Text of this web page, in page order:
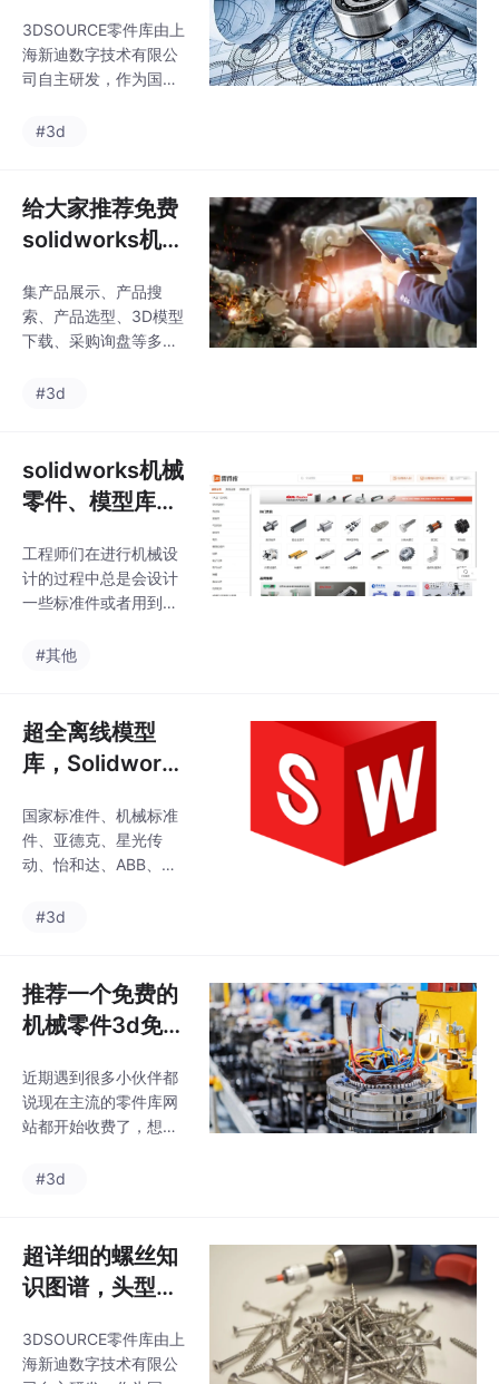
3DSOURCE零件库由上
海新迪数字技术有限公
司自主研发，作为国内
3D零部件资源一站式服
和用户沉淀，为制造企
业、工业零部件品牌商
建立精确连接，打造快
采购、供方精准营销的
工业零部件数字化营销
新模式。掌握扎实的机
工程师能够在面对复杂
维和决策智慧。以下整
理了机
#3d
给大家推荐免费
solidworks机械
ks免费模型库
集产品展示、产品搜
索、产品选型、3D模型
下载、采购询盘等多种
比较知名的老牌机械网
来说平台上以非标机械
设备模型会多一些，另
外还有一些专业学习课
务类的功能，大家都到
上面赚钱了。这个网站
上的模型其实是沐风网
点，整站都很干净模型
比较方便的，给各行业
的设计做了一些小工具
#3d
solidworks机械
零件、模型库，
合看这里！！
工程师们在进行机械设
计的过程中总是会设计
一些标准件或者用到厂
全部都是自己一根一根
高时间成本。在此，小
编来给大家推荐几款国
内外可以免费下载机械
助提升大家日常的工作
效率。
#其他
超全离线模型
库，Solidworks
插件。内含200
+主流品牌模
国家标准件、机械标准
件、亚德克、星光传
动、怡和达、ABB、蚂
戴乐克、西门子、安川
以上常用工业零部件。
为彻底解决这一痛点，
这期免费分享给大家，
的3DSOURCE离线版零
件库（天工云库）——
将200多个主流品牌的
一平台，无需联网即可
维模型，真正实现
#3d
推荐一个免费的
机械零件3d免费
近期遇到很多小伙伴都
说现在主流的零件库网
站都开始收费了，想要
件3d免费模型下载的平
好了，希望能对大家有
帮助，亲测过了都可以
免费下载的，大家可以
左侧分类，或者中间的
热门类目找自己想要的
#3d
超详细的螺丝知
识图谱，头型，
处理，一文全
3DSOURCE零件库由上
海新迪数字技术有限公